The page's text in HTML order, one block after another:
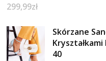
299,99zł
Skórzane
40